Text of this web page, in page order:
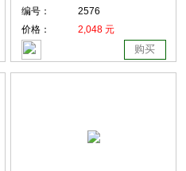
编号：
2576
价格：
2,048 元
购买